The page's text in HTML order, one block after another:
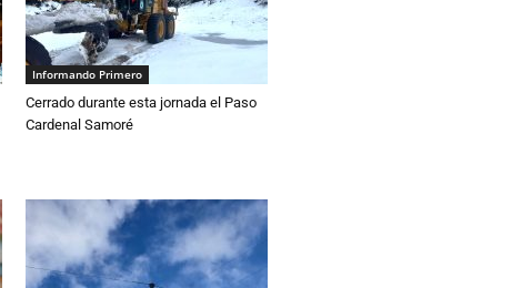
Informando Primero
Cerrado durante esta jornada el Paso
Cardenal Samoré